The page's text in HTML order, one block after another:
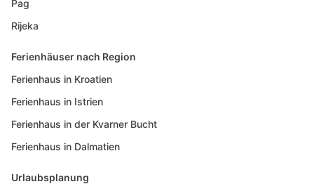
Pag
Rijeka
Ferienhäuser nach Region
Ferienhaus in Kroatien
Ferienhaus in Istrien
Ferienhaus in der Kvarner Bucht
Ferienhaus in Dalmatien
Urlaubsplanung